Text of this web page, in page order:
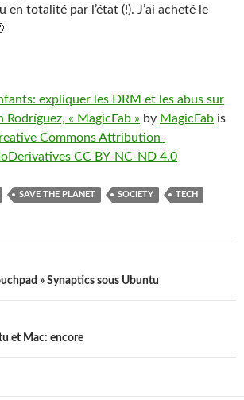
en totalité par l’état (!). J’ai acheté le
expliquer les DRM et les abus sur
Rodríguez, « MagicFab » by MagicFab is
Commons Attribution-
CC BY-NC-ND 4.0
SAVE THE PLANET SOCIETY TECH
» Synaptics sous Ubuntu
et Mac: encore